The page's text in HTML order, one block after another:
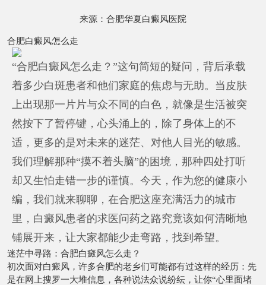
来源： 合肥华夏白癜风医院
合肥白癜风怎么走
“合肥白癜风怎么走？”这句简短的疑问，背后承载
着多少白斑患者和他们家庭的焦虑与无助。当皮肤
上出现那一片片与众不同的白色，就像是生活被突
然按下了暂停键，心头涌上的，除了身体上的不
适，更多的是对未来的迷茫、对他人目光的敏感。
我们理解那种“摸不着头脑”的困境，那种四处打听
却又生怕走错一步的谨慎。今天，作为您的健康小
编，我们就来聊聊，在合肥这座充满活力的城市
里，白癜风患者的求医问药之路究竟该如何清晰地
铺展开来，让大家都能少走弯路，找到希望。
迷茫中寻路：合肥白癜风怎么走？
初次面对白癜风，许多合肥的老乡们可能都有过这样的经历：先
是在网上搜罗一大堆信息，各种说法众说纷纭，让你“心里面堵